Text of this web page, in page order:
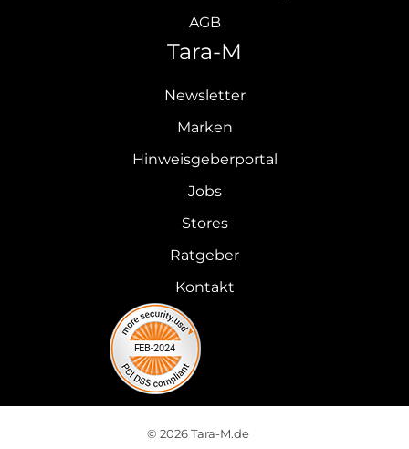
AGB
Tara-M
Newsletter
Marken
Hinweisgeberportal
Jobs
Stores
Ratgeber
Kontakt
© 2026 Tara-M.de